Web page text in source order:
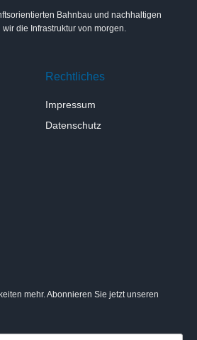
Bahnbau und nachhaltigen
die Infrastruktur von morgen.
Rechtliches
Impressum
Datenschutz
mehr. Abonnieren Sie jetzt unseren